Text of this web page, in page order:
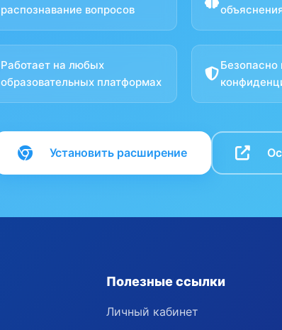
распознавание вопросов
Работает на любых
образовательных платформах
Безопасно
Установить расширение
Полезные ссылки
Личный кабинет